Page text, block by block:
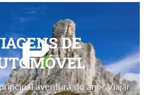
DE
aventura do ano? Viajar